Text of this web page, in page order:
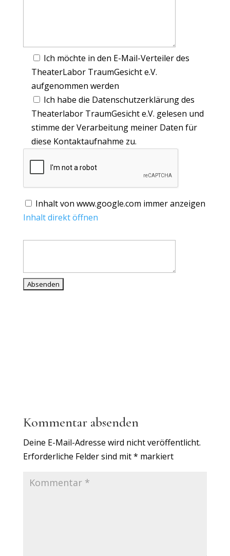
Ich möchte in den E-Mail-Verteiler des
TheaterLabor TraumGesicht e.V.
aufgenommen werden
Ich habe die Datenschutzerklärung des
Theaterlabor TraumGesicht e.V. gelesen und
stimme der Verarbeitung meiner Daten für
diese Kontaktaufnahme zu.
Inhalt von www.google.com immer anzeigen
Inhalt direkt öffnen
Kommentar absenden
Deine E-Mail-Adresse wird nicht veröffentlicht.
Erforderliche Felder sind mit* markiert